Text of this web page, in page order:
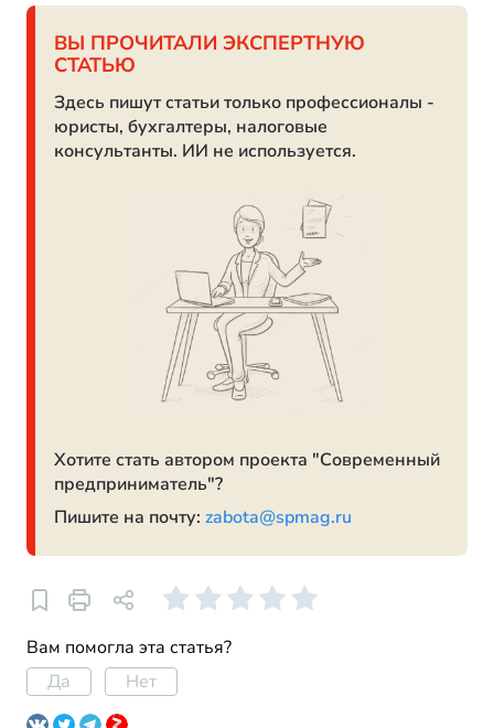
ВЫ ПРОЧИТАЛИ ЭКСПЕРТНУЮ
СТАТЬЮ
Здесь пишут статьи только профессионалы -
юристы, бухгалтеры, налоговые
консультанты. ИИ не используется.
Хотите стать автором проекта "Современный
предприниматель"?
Пишите на почту: zabota@spmag.ru
Вам помогла эта статья?
Да
Нет